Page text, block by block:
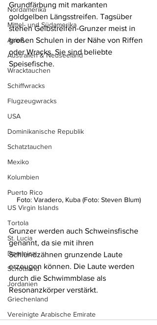
Nordamerika
Mittel- und Südamerika
Asien
Australien & Neuseeland
Wracktauchen
Schiffwracks
Flugzeugwracks
USA
Dominikanische Republik
Schatztauchen
Mexiko
Kolumbien
Puerto Rico
US Virgin Islands
Tortola
St. Lucia
Dominica
Schottland
Jordanien
Griechenland
Vereinigte Arabische Emirate
Grundfärbung mit markanten
goldgelben Längsstreifen. Tagsüber
stehen Gelbstreifen-Grunzer meist in
großen Schulen in der Nähe von Riffen
oder Wracks. Sie sind beliebte
Speisefische.
Foto: Varadero, Kuba (Foto: Steven Blum)
Grunzer werden auch Schweinsfische
genannt, da sie mit ihren
Schlundzähnen grunzende Laute
erzeugen können. Die Laute werden
durch die Schwimmblase als
Resonanzkörper verstärkt.